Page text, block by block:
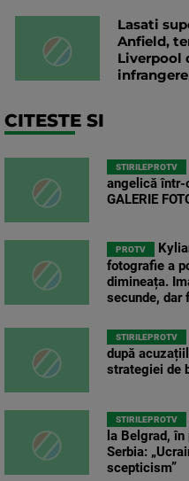
Lasati
Anfield,
Liverpool
CITESTE SI
STIRILEPROTV
angelică într-
GALERIE
PROTV
fotografie a
dimineața.
secunde, dar
STIRILEPROTV
după
strategiei de
STIRILEPROTV
la Belgrad,
Serbia:
scepticism”